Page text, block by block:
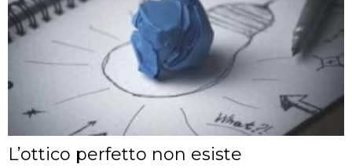
L’ottico perfetto non esiste